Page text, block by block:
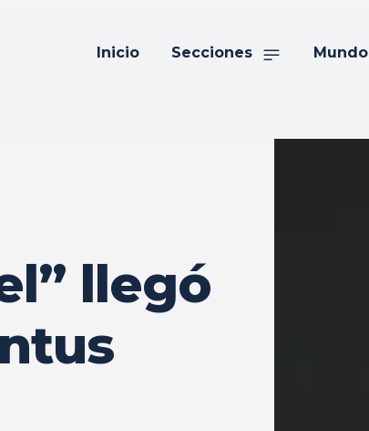
Inicio Secciones Mundo
llegó